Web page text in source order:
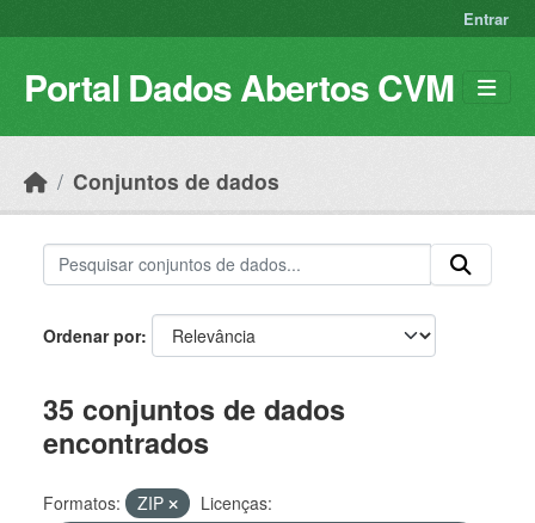
Entrar
Portal Dados Abertos CVM
Conjuntos de dados
Ordenar por
35 conjuntos de dados
encontrados
Formatos: ZIP
Licenças: